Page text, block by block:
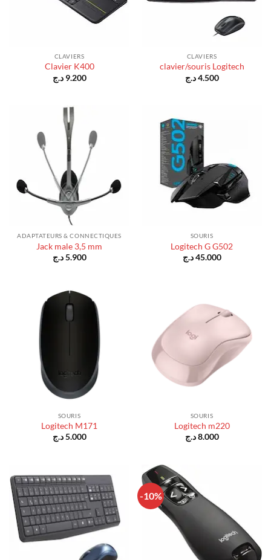
CLAVIERS
Clavier K400
9.200 د.ج
CLAVIERS
clavier/souris Logitech
4.500 د.ج
ADAPTATEURS & CONNECTIQUES
Jack male 3,5 mm
5.900 د.ج
SOURIS
Logitech G G502
45.000 د.ج
SOURIS
Logitech M171
5.000 د.ج
SOURIS
Logitech m220
8.000 د.ج
-10%